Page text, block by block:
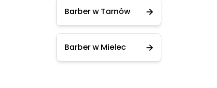
Barber w Tarnów
Barber w Mielec